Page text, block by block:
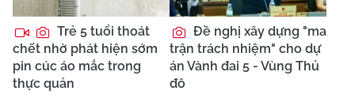
Trẻ 5 tuổi thoát
chết nhờ phát hiện sớm
pin cúc áo mắc trong
thực quản
Đề nghị xây dựng "ma
trận trách nhiệm" cho dự
án Vành đai 5 - Vùng Thủ
đô